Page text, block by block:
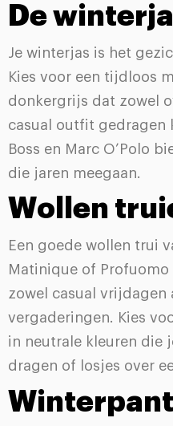
De
Je winterjas is het
Kies voor een tijdloos
donkergrijs dat zowel
casual outfit gedragen
Boss en Marc O’Polo
die jaren meegaan.
Wollen
Een goede wollen trui
Matinique of
zowel casual vrijdagen
vergaderingen. Kies
in neutrale kleuren die
dragen of losjes over